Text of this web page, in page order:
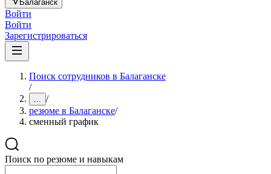
Балаганск
Войти
Войти
Зарегистрироваться
Поиск сотрудников в Балаганске
/
... /
резюме в Балаганске/
сменный график
Поиск по резюме и навыкам